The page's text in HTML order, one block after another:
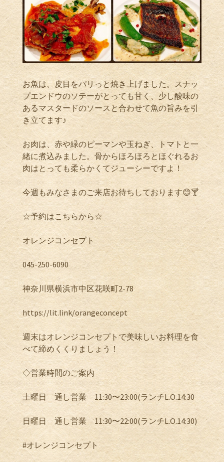
お魚は、皮目をパリっと焼き上げました。スナッ
プエンドウのソテーがとっても甘く、少し酸味の
あるマスタードのソースと合わせて魚の旨みを引
き立てます♪
お肉は、赤や緑のピーマンや玉ねぎ、トマトと一
緒に煮込みました。骨からほろほろとほぐれるお
肉はとっても柔らかくてジューシーですよ！
今週もみなさまのご来店お待ちしております😊🍸
☆予約はこちらから☆
オレンジコンセプト
045-250-6090
神奈川県横浜市中区花咲町2-78
https://lit.link/orangeconcept
週末はオレンジコンセプトで美味しいお料理を食
べて締めくくりましょう！
◇営業時間のご案内
土曜日 通し営業 11:30〜23:00(ランチL.O.14:30
日曜日 通し営業11:30〜22:00(ランチL.O.14:30)
#オレンジコンセプト